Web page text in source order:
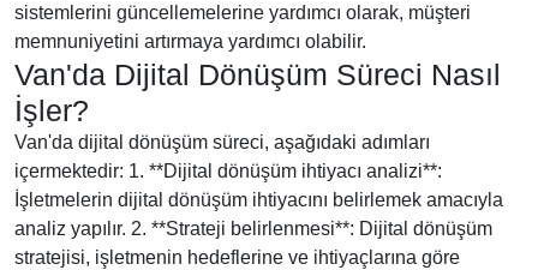
sistemlerini güncellemelerine yardımcı olarak, müşteri
memnuniyetini artırmaya yardımcı olabilir.
Van'da Dijital Dönüşüm Süreci Nasıl
İşler?
Van'da dijital dönüşüm süreci, aşağıdaki adımları
içermektedir: 1. **Dijital dönüşüm ihtiyacı analizi**:
İşletmelerin dijital dönüşüm ihtiyacını belirlemek amacıyla
analiz yapılır. 2. **Strateji belirlenmesi**: Dijital dönüşüm
stratejisi, işletmenin hedeflerine ve ihtiyaçlarına göre